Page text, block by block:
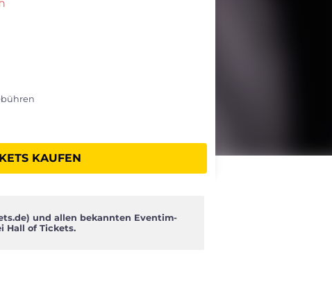
KAUFEN
) und allen bekannten Eventim-
Hall of Tickets.